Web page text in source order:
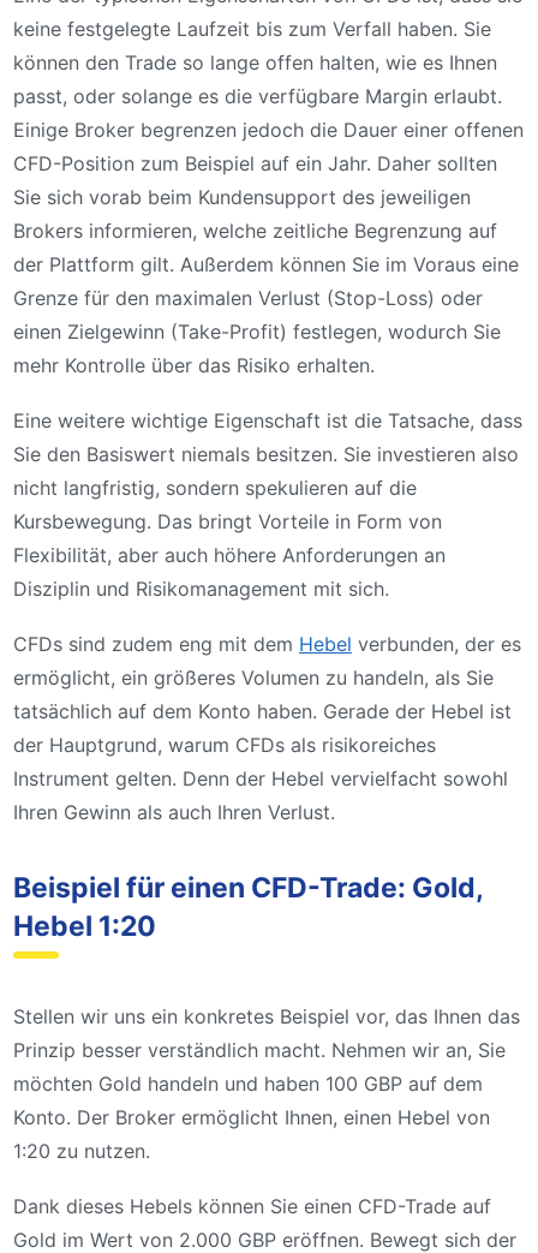
keine festgelegte Laufzeit bis zum Verfall haben. Sie
können den Trade so lange offen halten, wie es Ihnen
passt, oder solange es die verfügbare Margin erlaubt.
Einige Broker begrenzen jedoch die Dauer einer offenen
CFD-Position zum Beispiel auf ein Jahr. Daher sollten
Sie sich vorab beim Kundensupport des jeweiligen
Brokers informieren, welche zeitliche Begrenzung auf
der Plattform gilt. Außerdem können Sie im Voraus eine
Grenze für den maximalen Verlust (Stop-Loss) oder
einen Zielgewinn (Take-Profit) festlegen, wodurch Sie
mehr Kontrolle über das Risiko erhalten.
Eine weitere wichtige Eigenschaft ist die Tatsache, dass
Sie den Basiswert niemals besitzen. Sie investieren also
nicht langfristig, sondern spekulieren auf die
Kursbewegung. Das bringt Vorteile in Form von
Flexibilität, aber auch höhere Anforderungen an
Disziplin und Risikomanagement mit sich.
CFDs sind zudem eng mit dem Hebel verbunden, der es
ermöglicht, ein größeres Volumen zu handeln, als Sie
tatsächlich auf dem Konto haben. Gerade der Hebel ist
der Hauptgrund, warum CFDs als risikoreiches
Instrument gelten. Denn der Hebel vervielfacht sowohl
Ihren Gewinn als auch Ihren Verlust.
Beispiel für einen CFD-Trade: Gold,
Hebel 1:20
Stellen wir uns ein konkretes Beispiel vor, das Ihnen das
Prinzip besser verständlich macht. Nehmen wir an, Sie
möchten Gold handeln und haben 100 GBP auf dem
Konto. Der Broker ermöglicht Ihnen, einen Hebel von
1:20 zu nutzen.
Dank dieses Hebels können Sie einen CFD-Trade auf
Gold im Wert von 2.000 GBP eröffnen. Bewegt sich der